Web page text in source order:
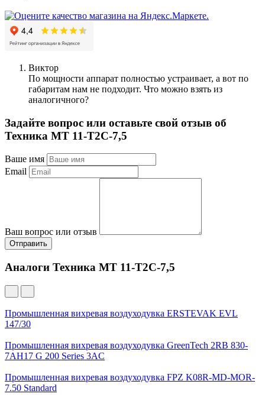
Виктор
По мощности аппарат полностью устраивает, а вот по
габаритам нам не подходит. Что можно взять из
аналогичного?
Задайте вопрос или оставьте свой отзыв об
Техника МТ 11-Т2С-7,5
Ваше имя
Email
Ваш вопрос или отзыв
Отправить
Аналоги Техника МТ 11-Т2С-7,5
Промышленная вихревая воздуходувка ERSTEVAK EVL
147/30
Промышленная вихревая воздуходувка GreenTech 2RB 830-
7AH17 G 200 Series 3AC
Промышленная вихревая воздуходувка FPZ K08R-MD-MOR-
7.50 Standard